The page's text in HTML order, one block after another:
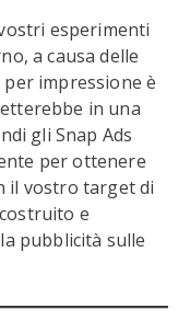
esperimenti
a causa delle
impressione è
in una
gli Snap Ads
per ottenere
il vostro target di
e
pubblicità sulle